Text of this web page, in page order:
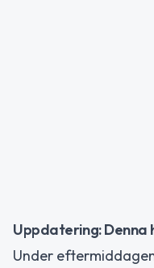
Uppdatering: Denna
Under